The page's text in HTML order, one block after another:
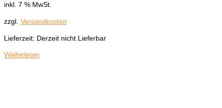
inkl. 7 % MwSt.
zzgl. Versandkosten
Lieferzeit: Derzeit nicht Lieferbar
Weiterlesen